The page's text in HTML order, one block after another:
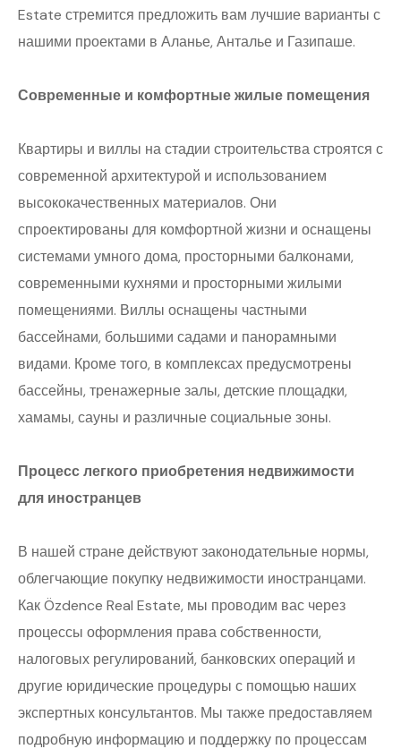
Estate стремится предложить вам лучшие варианты с
нашими проектами в Аланье, Анталье и Газипаше.
Современные и комфортные жилые помещения
Квартиры и виллы на стадии строительства строятся с
современной архитектурой и использованием
высококачественных материалов. Они
спроектированы для комфортной жизни и оснащены
системами умного дома, просторными балконами,
современными кухнями и просторными жилыми
помещениями. Виллы оснащены частными
бассейнами, большими садами и панорамными
видами. Кроме того, в комплексах предусмотрены
бассейны, тренажерные залы, детские площадки,
хамамы, сауны и различные социальные зоны.
Процесс легкого приобретения недвижимости
для иностранцев
В нашей стране действуют законодательные нормы,
облегчающие покупку недвижимости иностранцами.
Как Özdence Real Estate, мы проводим вас через
процессы оформления права собственности,
налоговых регулирований, банковских операций и
другие юридические процедуры с помощью наших
экспертных консультантов. Мы также предоставляем
подробную информацию и поддержку по процессам